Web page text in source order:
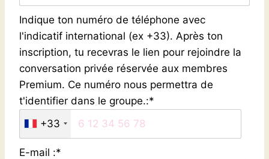
Indique ton numéro de téléphone avec
l'indicatif international (ex +33). Après ton
inscription, tu recevras le lien pour rejoindre la
conversation privée réservée aux membres
Premium. Ce numéro nous permettra de
t'identifier dans le groupe.:*
+33
E-mail :*